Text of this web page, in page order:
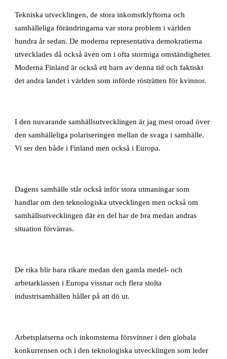
Tekniska utvecklingen, de stora inkomstklyftorna och
samhälleliga förändringarna var stora problem i världen
hundra år sedan. De moderna representativa demokratierna
utvecklades då också även om i ofta stormiga omständigheter.
Moderna Finland är också ett barn av denna tid och faktiskt
det andra landet i världen som införde rösträtten för kvinnor.
I den nuvarande samhällsutvecklingen är jag mest oroad över
den samhälleliga polariseringen mellan de svaga i samhälle.
Vi ser den både i Finland men också i Europa.
Dagens samhälle står också inför stora utmaningar som
handlar om den teknologiska utvecklingen men också om
samhällsutvecklingen där en del har de bra medan andras
situation förvärras.
De rika blir bara rikare medan den gamla medel- och
arbetarklassen i Europa vissnar och flera stolta
industrisamhällen håller på att dö ut.
Arbetsplatserna och inkomsterna försvinner i den globala
konkurrensen och i den teknologiska utvecklingen som leder